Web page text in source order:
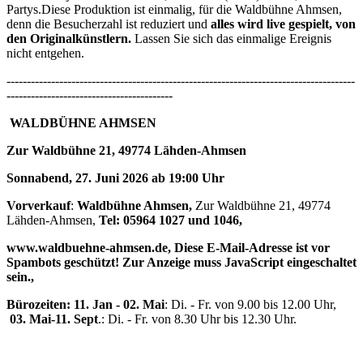
Partys.Diese Produktion ist einmalig, für die Waldbühne Ahmsen,
denn die Besucherzahl ist reduziert und alles wird live gespielt, von
den Originalkünstlern. Lassen Sie sich das einmalige Ereignis
nicht entgehen.
--------------------------------------------------------------------------------------
-----------------------------------------
WALDBÜHNE AHMSEN
Zur Waldbühne 21, 49774 Lähden-Ahmsen
Sonnabend, 27. Juni 2026 ab 19:00 Uhr
Vorverkauf: Waldbühne Ahmsen, Zur Waldbühne 21, 49774
Lähden-Ahmsen, Tel: 05964 1027 und 1046,
www.waldbuehne-ahmsen.de, Diese E-Mail-Adresse ist vor
Spambots geschützt! Zur Anzeige muss JavaScript eingeschaltet
sein.,
Bürozeiten: 11. Jan - 02. Mai: Di. - Fr. von 9.00 bis 12.00 Uhr,
03. Mai-11. Sept.: Di. - Fr. von 8.30 Uhr bis 12.30 Uhr.